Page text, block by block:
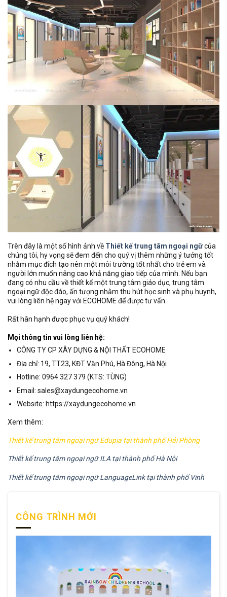
Trên đây là một số hình ảnh về Thiết kế trung tâm ngoại ngữcủa
chúng tôi, hy vọng sẽ đem đến cho quý vị thêm những ý tưởng tốt
nhằm mục đích tạo nên một môi trường tốt nhất cho trẻ em và
người lớn muốn nâng cao khả năng giao tiếp của mình. Nếu bạn
đang có nhu cầu về thiết kế một trung tâm giáo dục, trung tâm
ngoại ngữ độc đáo, ấn tượng nhằm thu hút học sinh và phụ huynh,
vui lòng liên hệ ngay với ECOHOME để được tư vấn.
Rất hân hạnh được phục vụ quý khách!
Mọi thông tin vui lòng liên hệ:
CÔNG TY CP XÂY DỰNG & NỘI THẤT ECOHOME
Địa chỉ: 19, TT23, KĐT Văn Phú, Hà Đông, Hà Nội
Hotline: 0964 327 379 (KTS: TÙNG)
Email: sales@xaydungecohome.vn
Website: https://xaydungecohome.vn
Xem thêm:
Thiết kế trung tâm ngoại ngữ Edupia tại thành phố Hải Phòng
Thiết kế trung tâm ngoại ngữ ILA tại thành phố Hà Nội
Thiết kế trung tâm ngoại ngữ LanguageLink tại thành phố Vinh
CÔNG TRÌNH MỚI